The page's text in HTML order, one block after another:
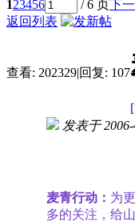
123456 / 6 页下
返回列表
查看: 202329|回复: 107
发表于
麦青行动： 为
多的关注，给